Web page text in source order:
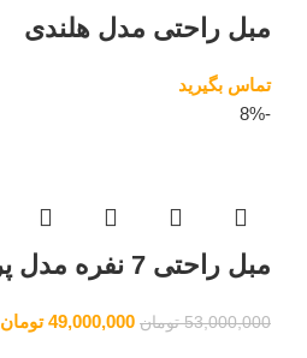
مبل راحتی مدل هلندی
تماس بگیرید
-8%
مبل راحتی 7 نفره مدل پرنیا
53,000,000 تومان 49,000,000 تومان